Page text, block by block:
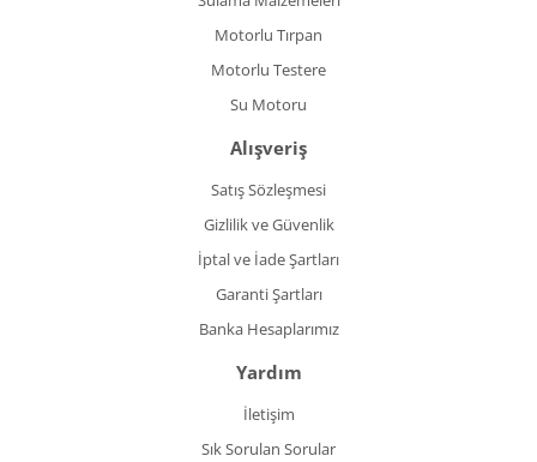
Motorlu Tırpan
Motorlu Testere
Su Motoru
Alışveriş
Satış Sözleşmesi
Gizlilik ve Güvenlik
İptal ve İade Şartları
Garanti Şartları
Banka Hesaplarımız
Yardım
İletişim
Sık Sorulan Sorular